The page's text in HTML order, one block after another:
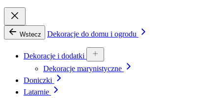
Wstecz Dekoracje do domu i ogrodu
Dekoracje i dodatki
Dekoracje marynistyczne
Doniczki
Latarnie